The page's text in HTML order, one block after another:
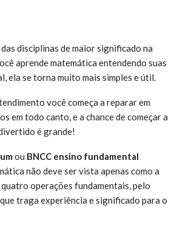
das disciplinas de maior significado na
aprende matemática entendendo suas
ela se torna muito mais simples e útil.
você começa a reparar em
em todo canto, e a chance de começar a
é grande!
ou BNCC ensino fundamental
não deve ser vista apenas como a
operações fundamentais, pelo
traga experiência e significado para o